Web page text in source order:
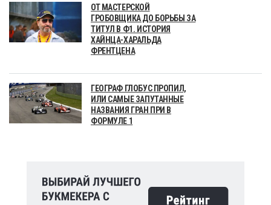
ОТ МАСТЕРСКОЙ
ГРОБОВЩИКА ДО БОРЬБЫ ЗА
ТИТУЛ В Ф1. ИСТОРИЯ
ХАЙНЦА-ХАРАЛЬДА
ФРЕНТЦЕНА
ГЕОГРАФ ГЛОБУС ПРОПИЛ,
ИЛИ САМЫЕ ЗАПУТАННЫЕ
НАЗВАНИЯ ГРАН ПРИ В
ФОРМУЛЕ 1